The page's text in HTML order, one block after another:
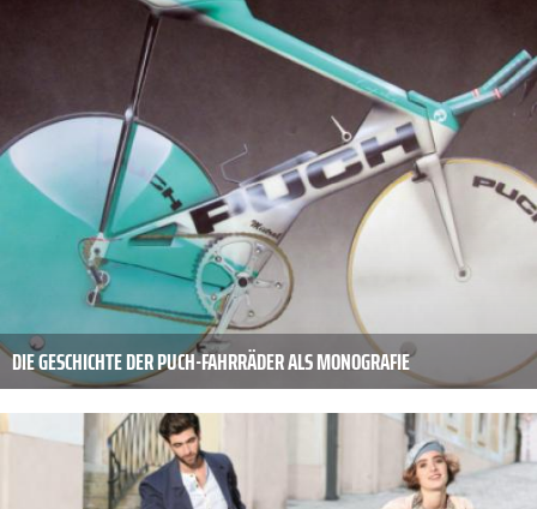
DIE GESCHICHTE DER PUCH-FAHRRÄDER ALS MONOGRAFIE